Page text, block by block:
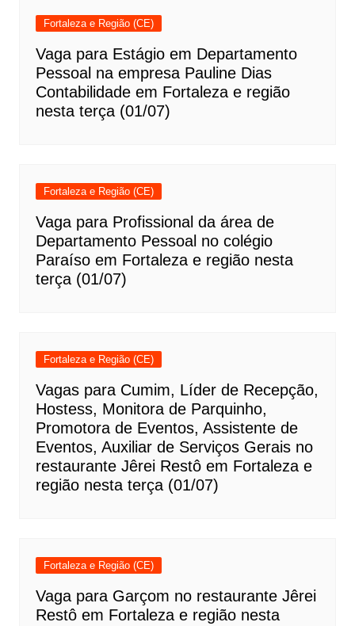
Fortaleza e Região (CE)
Vaga para Estágio em Departamento
Pessoal na empresa Pauline Dias
Contabilidade em Fortaleza e região
nesta terça (01/07)
Fortaleza e Região (CE)
Vaga para Profissional da área de
Departamento Pessoal no colégio
Paraíso em Fortaleza e região nesta
terça (01/07)
Fortaleza e Região (CE)
Vagas para Cumim, Líder de Recepção,
Hostess, Monitora de Parquinho,
Promotora de Eventos, Assistente de
Eventos, Auxiliar de Serviços Gerais no
restaurante Jêrei Restô em Fortaleza e
região nesta terça (01/07)
Fortaleza e Região (CE)
Vaga para Garçom no restaurante Jêrei
Restô em Fortaleza e região nesta